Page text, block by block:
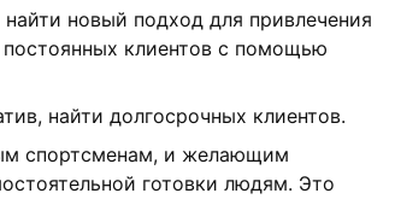
новый подход для привлечения
постоянных клиентов с помощью
найти долгосрочных клиентов.
спортсменам, и желающим
готовки людям. Это